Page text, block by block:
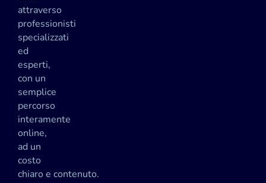
attraverso
professionisti
specializzati
ed
esperti,
con un
semplice
percorso
interamente
online,
ad un
costo
chiaro e contenuto.